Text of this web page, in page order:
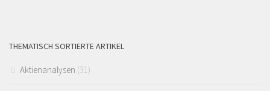
THEMATISCH SORTIERTE ARTIKEL
Aktienanalysen (31)